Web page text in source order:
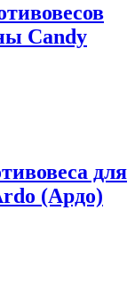
Candy
для
(Ардо)